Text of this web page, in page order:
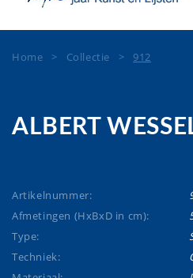
Home > Collectie > 912
ALBERT
Artikelnummer:
Afmetingen (HxBxD in cm):
Type:
Techniek: